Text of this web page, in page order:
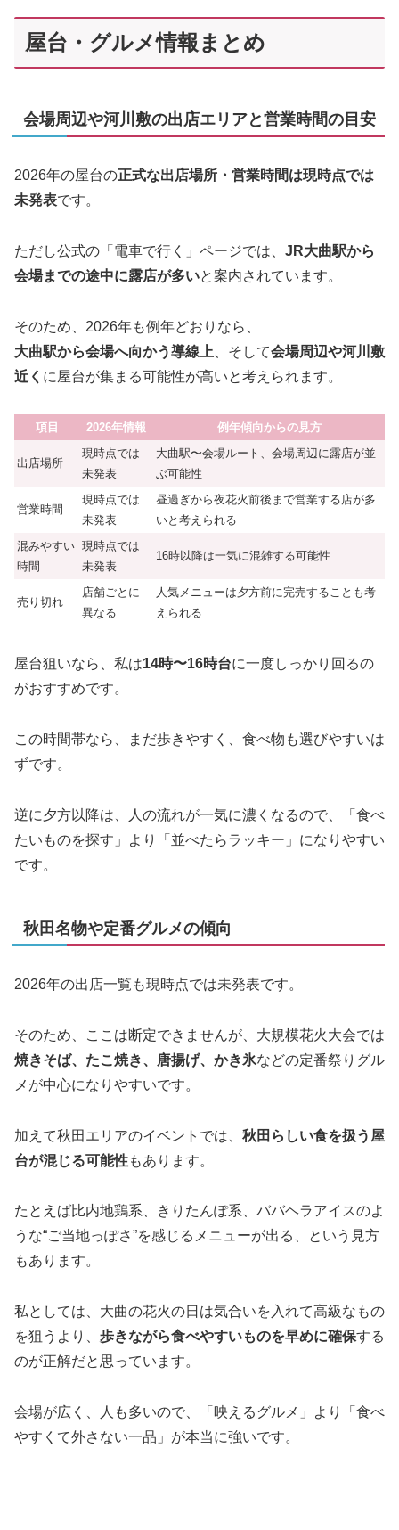
屋台・グルメ情報まとめ
会場周辺や河川敷の出店エリアと営業時間の目安
2026年の屋台の正式な出店場所・営業時間は現時点では
未発表です。
ただし公式の「電車で行く」ページでは、 JR大曲駅から
会場までの途中に露店が多いと案内されています。
そのため、2026年も例年どおりなら、
大曲駅から会場へ向かう導線上 、そして会場周辺や河川敷
近く に屋台が集まる可能性が高いと考えられます。
項目 2026年情報 例年傾向からの見方
出店場所
現時点では
未発表
大曲駅〜会場ルート、会場周辺に露店が並
ぶ可能性
営業時間
現時点では
未発表
昼過ぎから夜花火前後まで営業する店が多
いと考えられる
混みやすい
時間
現時点では
未発表
16時以降は一気に混雑する可能性
売り切れ
店舗ごとに
異なる
人気メニューは夕方前に完売することも考
えられる
屋台狙いなら、私は14時〜16時台に一度しっかり回るの
がおすすめです。
この時間帯なら、まだ歩きやすく、食べ物も選びやすいは
ずです。
逆に夕方以降は、人の流れが一気に濃くなるので、「食べ
たいものを探す」より「並べたらラッキー」になりやすい
です。
秋田名物や定番グルメの傾向
2026年の出店一覧も現時点では未発表です。
そのため、ここは断定できませんが、大規模花火大会では
焼きそば、たこ焼き、唐揚げ、かき氷などの定番祭りグル
メが中心になりやすいです。
加えて秋田エリアのイベントでは、 秋田らしい食を扱う屋
台が混じる可能性もあります。
たとえば比内地鶏系、きりたんぽ系、ババヘラアイスのよ
うな“ご当地っぽさ”を感じるメニューが出る、という見方
もあります。
私としては、大曲の花火の日は気合いを入れて高級なもの
を狙うより、 歩きながら食べやすいものを早めに確保する
のが正解だと思っています。
会場が広く、人も多いので、「映えるグルメ」より「食べ
やすくて外さない一品」が本当に強いです。